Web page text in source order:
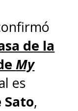
de la
My
es
Sato,